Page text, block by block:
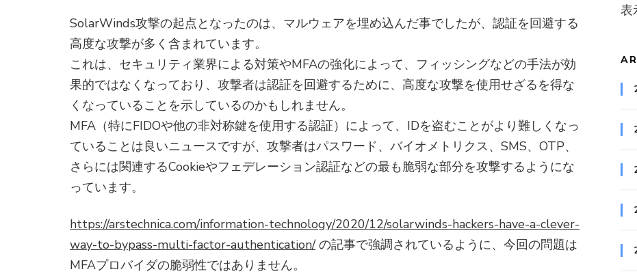
SolarWinds攻撃の起点となったのは、マルウェアを埋め込んだ事でしたが、認証を回避する
高度な攻撃が多く含まれています。
これは、セキュリティ業界による対策やMFAの強化によって、フィッシングなどの手法が効
果的ではなくなっており、攻撃者は認証を回避するために、高度な攻撃を使用せざるを得な
くなっていることを示しているのかもしれません。
MFA（特にFIDOや他の非対称鍵を使用する認証）によって、IDを盗むことがより難しくなっ
ていることは良いニュースですが、攻撃者はパスワード、バイオメトリクス、SMS、OTP、
さらには関連するCookieやフェデレーション認証などの最も脆弱な部分を攻撃するようにな
っています。
https://arstechnica.com/information-technology/2020/12/solarwinds-hackers-have-a-clever-
way-to-bypass-multi-factor-authentication/の記事で強調されているように、今回の問題は
MFAプロバイダの脆弱性ではありません。
表